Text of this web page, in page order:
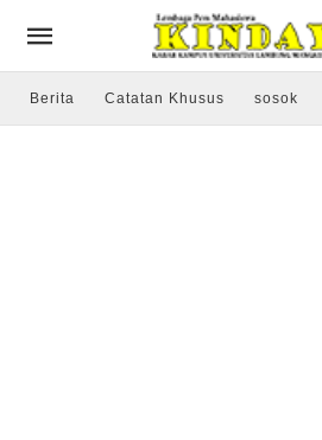
Berita Catatan Khusus sosok